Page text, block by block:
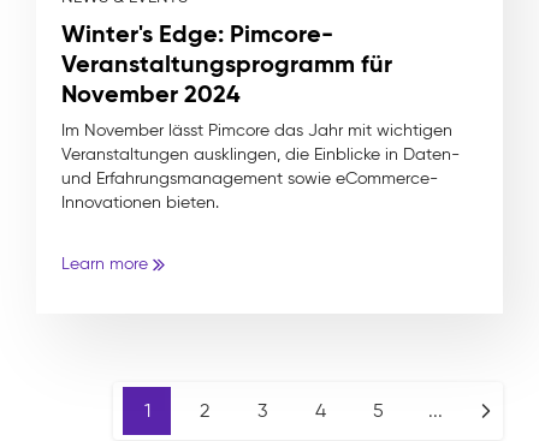
Winter's Edge: Pimcore-
Veranstaltungsprogramm für
November 2024
Im November lässt Pimcore das Jahr mit wichtigen
Veranstaltungen ausklingen, die Einblicke in Daten-
und Erfahrungsmanagement sowie eCommerce-
Innovationen bieten.
Learn more
1 2 3 4 5 ...